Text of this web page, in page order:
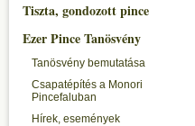
Tiszta, gondozott pince
Ezer Pince Tanösvény
Tanösvény bemutatása
Csapatépítés a Monori
Pincefaluban
Hírek, események